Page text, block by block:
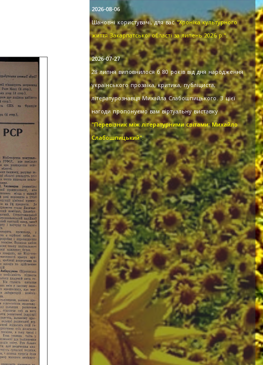
2026-08-06
Шановні користувачі, для вас"Хроніка культурного
життя Закарпатської області за липень 2026 р.".
2026-07-27
28 липня виповнилося б 80 років від дня народження
українського прозаїка, критика, публіциста,
літературознавця Михайла Слабошпицького. З цієї
нагоди пропонуємо вам віртуальну виставку
"Перевізник між літературними світами: Михайло
Слабошпицький".